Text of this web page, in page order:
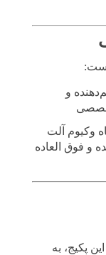
و
وکیوم آلت
و فوق العاده
پکیج، به